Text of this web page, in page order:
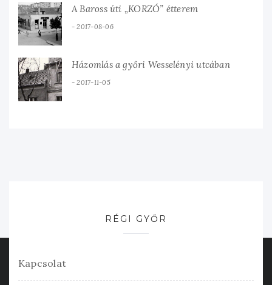
A Baross úti „KORZÓ” étterem
2017-08-06
Házomlás a győri Wesselényi utcában
2017-11-05
RÉGI GYŐR
Kapcsolat